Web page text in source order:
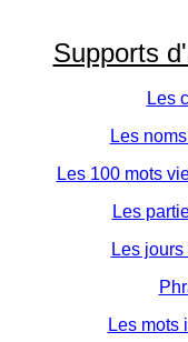
Supports
Les
Les
Les 100 mots
Les
Les
Les mots